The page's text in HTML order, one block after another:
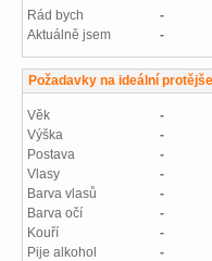
Rád bych
-
Aktuálně jsem
-
Požadavky na ideální
Věk
-
Výška
-
Postava
-
Vlasy
-
Barva vlasů
-
Barva očí
-
Kouří
-
Pije alkohol
-